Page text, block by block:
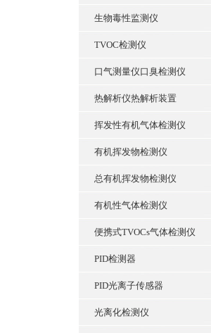
生物毒性监测仪
TVOC检测仪
口气测量仪口臭检测仪
热解析仪热解析装置
挥发性有机气体检测仪
有机挥发物检测仪
总有机挥发物检测仪
有机性气体检测仪
便携式TVOCs气体检测仪
PID检测器
PID光离子传感器
光离化检测仪